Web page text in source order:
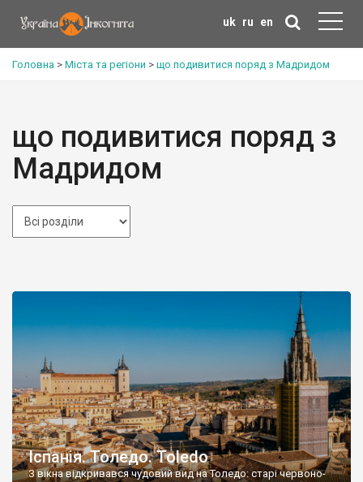
uk ru en
Головна > Міста та регіони > що подивитися поряд з Мадридом
що подивитися поряд з
Мадридом
Іспанія. Толедо. Toledo
З вікна відкривався чудовий вид на Толедо: старі червоно-